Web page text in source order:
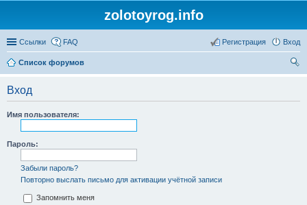
zolotoyrog.info
Ссылки FAQ Вход
Регистрация
Список форумов
Вход
Имя пользователя:
Пароль:
Забыли пароль?
Повторно выслать письмо для активации учётной записи
Запомнить меня